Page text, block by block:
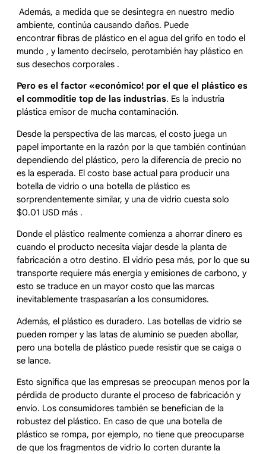
Además, a medida que se desintegra en nuestro medio
ambiente, continúa causando daños. Puede
encontrar fibras de plástico en el agua del grifo en todo el
mundo , y lamento decírselo, perotambién hay plástico en
sus desechos corporales .
Pero es el factor «económico! por el que el plástico es
el commoditie top de las industrias. Es la industria
plástica emisor de mucha contaminación.
Desde la perspectiva de las marcas, el costo juega un
papel importante en la razón por la que también continúan
dependiendo del plástico, pero la diferencia de precio no
es la esperada. El costo base actual para producir una
botella de vidrio o una botella de plástico es
sorprendentemente similar, y una de vidrio cuesta solo
$0.01 USD más .
Donde el plástico realmente comienza a ahorrar dinero es
cuando el producto necesita viajar desde la planta de
fabricación a otro destino. El vidrio pesa más, por lo que su
transporte requiere más energía y emisiones de carbono, y
esto se traduce en un mayor costo que las marcas
inevitablemente traspasarían a los consumidores.
Además, el plástico es duradero. Las botellas de vidrio se
pueden romper y las latas de aluminio se pueden abollar,
pero una botella de plástico puede resistir que se caiga o
se lance.
Esto significa que las empresas se preocupan menos por la
pérdida de producto durante el proceso de fabricación y
envío. Los consumidores también se benefician de la
robustez del plástico. En caso de que una botella de
plástico se rompa, por ejemplo, no tiene que preocuparse
de que los fragmentos de vidrio lo corten durante la